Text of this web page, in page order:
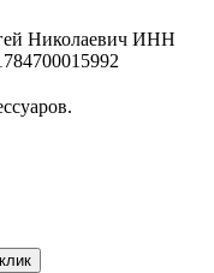
Николаевич ИНН